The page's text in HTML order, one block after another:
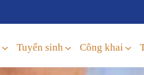
Tuyển sinh Công khai